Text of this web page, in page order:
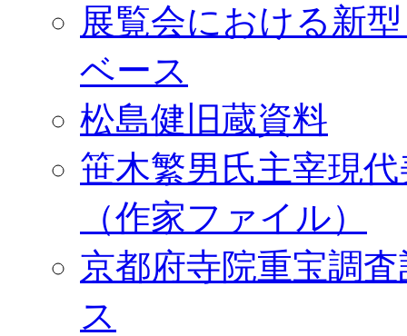
展覧会における新
ベース
松島健旧蔵資料
笹木繁男氏主宰現
（作家ファイル）
京都府寺院重宝調
ス